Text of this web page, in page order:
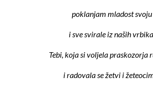
poklanjam mladost svoju
i sve svirale iz naših
Tebi, koja si voljela praskozorja
i radovala se žetvi i